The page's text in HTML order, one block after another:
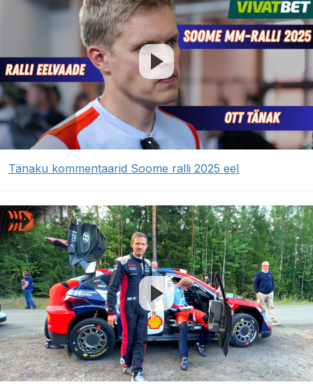
Tänaku kommentaarid Soome ralli 2025 eel